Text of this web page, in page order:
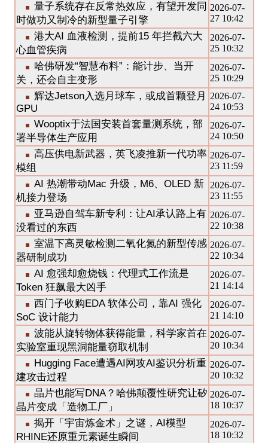
量子系统存在反常热效应，有望开发同
时做功又制冷的新型量子引擎
2026-07-
27 10:42
港大AI 血液检测，提前15 年拦截六大
心血管疾病
2026-07-
25 10:32
哈佛研发“智慧布料”：能计步、当开
关，还会自主变形
2026-07-
25 10:29
辉达Jetson入选月球车，或成首颗登月
GPU
2026-07-
24 10:53
Wooptix于法国安装首套量测系统，部
署半导体生产应用
2026-07-
24 10:50
高压供电新武器，英飞凌推新一代功率
模组
2026-07-
23 11:59
AI 热潮带动Mac 升级，M6、OLED 新
机接力登场
2026-07-
23 11:55
亚马逊自驾车新专利：让AI承认路上有
没看过的东西
2026-07-
22 10:38
室温下高灵敏检测二氧化氮的新型传感
器研制成功
2026-07-
22 10:34
AI 愈强却愈烧钱：代理式工作流是
Token 狂飙最大凶手
2026-07-
21 14:14
西门子收购EDA 软体公司，靠AI 强化
SoC 设计能力
2026-07-
21 14:10
波能从旋转物体获得能量，科学家首在
实验室重现黑洞能量窃取机制
2026-07-
20 10:34
Hugging Face遭遇AI网攻AI鉴识分析重
建攻击过程
2026-07-
20 10:32
晶片也能写DNA？哈佛颠覆性研究让矽
晶片变成「造物工厂」
2026-07-
18 10:37
揭开「宇宙炼金术」之谜，AI模型
RHINE还原重元素诞生瞬间
2026-07-
18 10:32